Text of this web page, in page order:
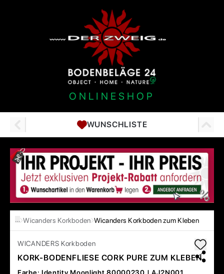
ONLINESHOP
WUNSCHLISTE
… Wicanders Korkboden Wicanders Korkboden zum Kleben
WICANDERS Korkboden
KORK-BODENFLIESE CORK PURE ZUM KLEBEN